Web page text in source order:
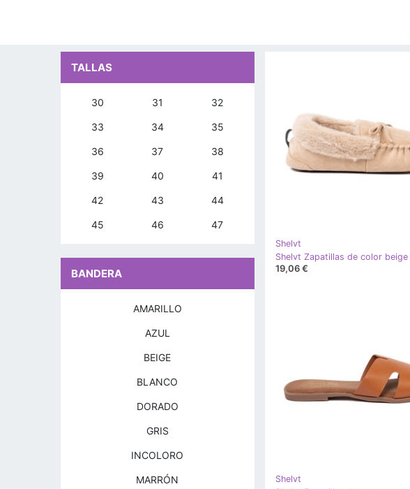
Shelvt
19,06 €
Shelvt
TALLAS
30 31 32
33 34 35
36 37 38
39 40 41
42 43 44
45 46 47
BANDERA
AMARILLO
AZUL
BEIGE
BLANCO
DORADO
GRIS
INCOLORO
MARRÓN